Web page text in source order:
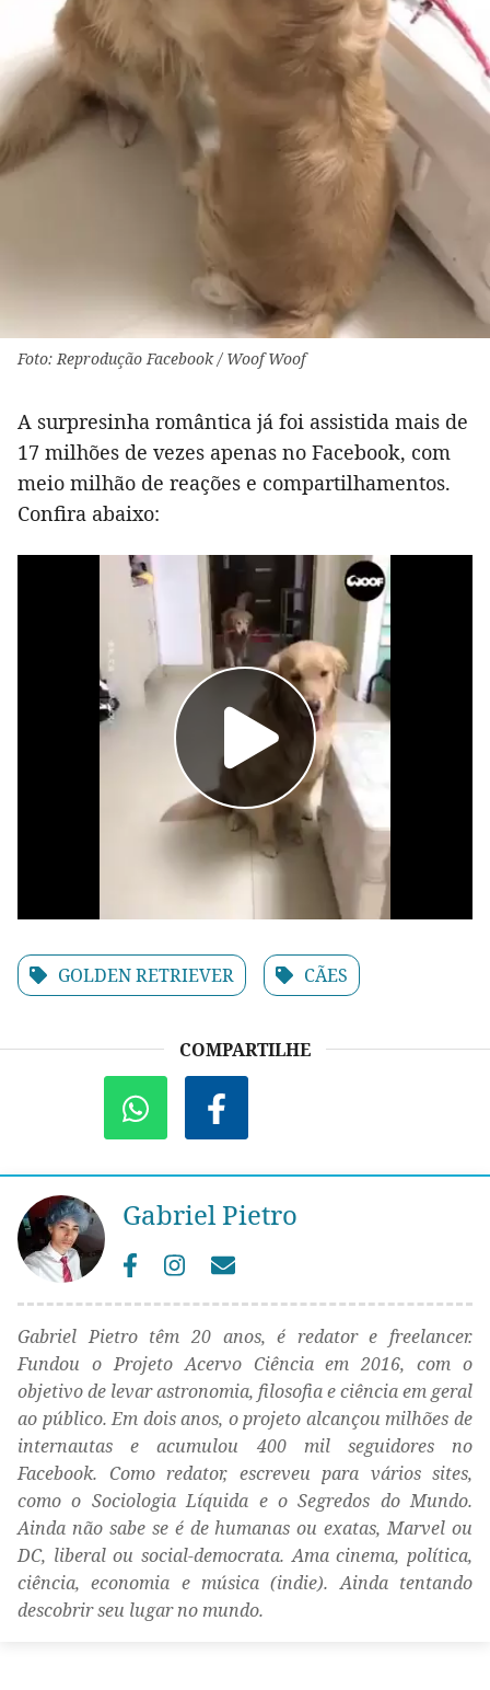
Foto: Reprodução Facebook / Woof Woof
A surpresinha romântica já foi assistida mais de
17 milhões de vezes apenas no Facebook, com
meio milhão de reações e compartilhamentos.
Confira abaixo:
GOLDEN RETRIEVER CÃES
COMPARTILHE
Gabriel Pietro
Gabriel Pietro têm 20 anos, é redator e freelancer.
Fundou o Projeto Acervo Ciência em 2016, com o
objetivo de levar astronomia, filosofia e ciência em geral
ao público. Em dois anos, o projeto alcançou milhões de
internautas e acumulou 400 mil seguidores no
Facebook. Como redator, escreveu para vários sites,
como o Sociologia Líquida e o Segredos do Mundo.
Ainda não sabe se é de humanas ou exatas, Marvel ou
DC, liberal ou social-democrata. Ama cinema, política,
ciência, economia e música (indie). Ainda tentando
descobrir seu lugar no mundo.